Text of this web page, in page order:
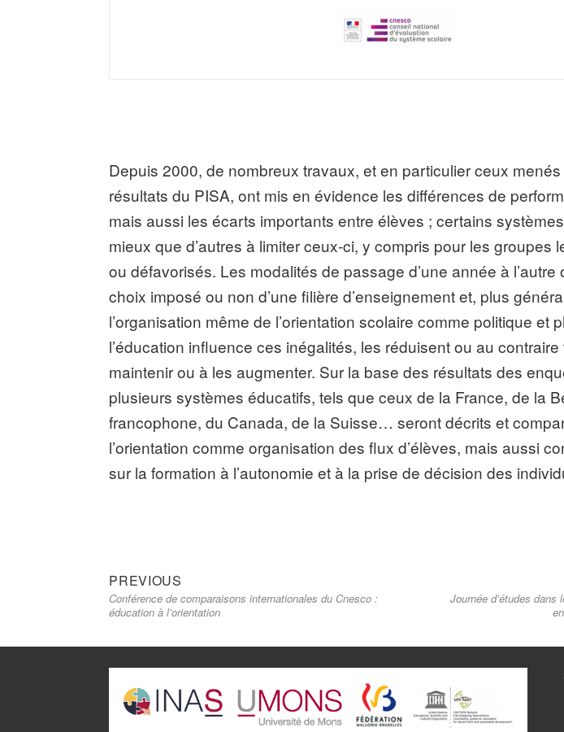
Depuis 2000, de nombreux travaux, et en particulier ceux
résultats du PISA, ont mis en évidence les différences de
mais aussi les écarts importants entre élèves ; certains
mieux que d’autres à limiter ceux-ci, y compris pour les groupes
ou défavorisés. Les modalités de passage d’une année à l’autre
choix imposé ou non d’une filière d’enseignement et, plus
l’organisation même de l’orientation scolaire comme politique et
l’éducation influence ces inégalités, les réduisent ou au
maintenir ou à les augmenter. Sur la base des résultats des
plusieurs systèmes éducatifs, tels que ceux de la France, de la
francophone, du Canada, de la Suisse… seront décrits et
l’orientation comme organisation des flux d’élèves, mais aussi
sur la formation à l’autonomie et à la prise de décision des
Navigation
de
PREVIOUS
post:
Conférence de comparaisons internationales du Cnesco :
éducation à l’orientation
Journée d’études dans